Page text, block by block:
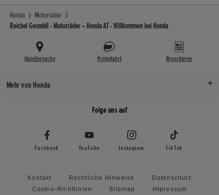
Honda
Motorräder
Reichel GesmbH - Motorräder – Honda AT - Willkommen bei Honda
Händlersuche Probefahrt Broschüren
Mehr von Honda
Folge uns auf
Facebook YouTube Instagram TikTok
Kontakt Rechtliche Hinweise
Datenschutz
Cookie-Richtlinien
Sitemap Impressum